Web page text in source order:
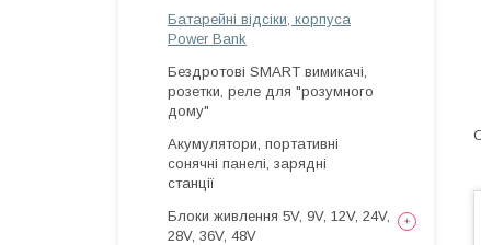
Батарейні відсіки, корпуса
Power Bank
Бездротові SMART вимикачі,
розетки, реле для "розумного
дому"
Акумулятори, портативні
сонячні панелі, зарядні
станції
Блоки живлення 5V, 9V, 12V, 24V,
28V, 36V, 48V